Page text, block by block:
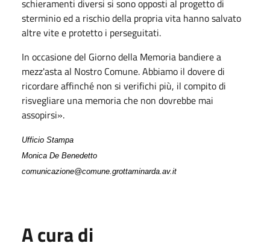
schieramenti diversi si sono opposti al progetto di
sterminio ed a rischio della propria vita hanno salvato
altre vite e protetto i perseguitati.
In occasione del Giorno della Memoria bandiere a
mezz'asta al Nostro Comune. Abbiamo il dovere di
ricordare affinché non si verifichi più, il compito di
risvegliare una memoria che non dovrebbe mai
assopirsi».
Ufficio Stampa
Monica De Benedetto
comunicazione@comune.grottaminarda.av.it
A cura di